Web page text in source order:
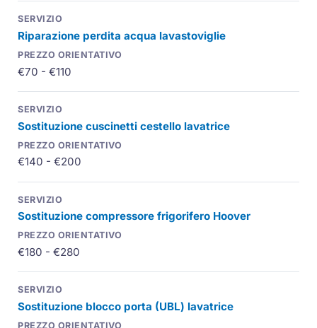
Riparazione perdita acqua lavastoviglie
€70 - €110
Sostituzione cuscinetti cestello lavatrice
€140 - €200
Sostituzione compressore frigorifero Hoover
€180 - €280
Sostituzione blocco porta (UBL) lavatrice